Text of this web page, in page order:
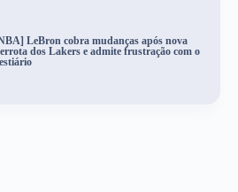
LeBron cobra mudanças após nova
dos Lakers e admite frustração com o